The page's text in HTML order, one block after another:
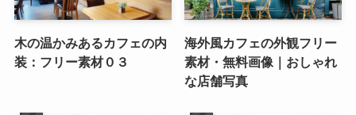
木の温かみあるカフェの内
装：フリー素材０３
海外風カフェの外観フリー
素材・無料画像｜おしゃれ
な店舗写真